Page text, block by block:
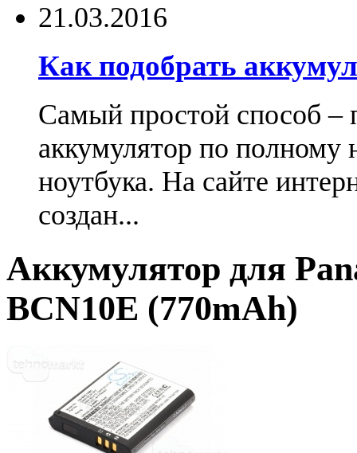
21.03.2016
Как подобрать
Самый простой способ –
аккумулятор по
ноутбука. На сайте
создан...
Аккумулятор для
BCN10E (770mAh)